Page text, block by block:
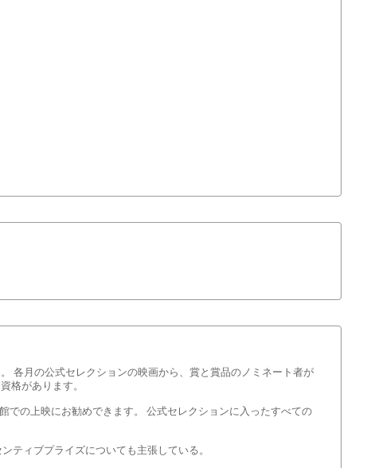
各月の公式セレクションの映画から、賞と賞品のノミネート者が
格があります。
での上映にお勧めできます。 公式セレクションに入ったすべての
ティブプライズについても主張している。